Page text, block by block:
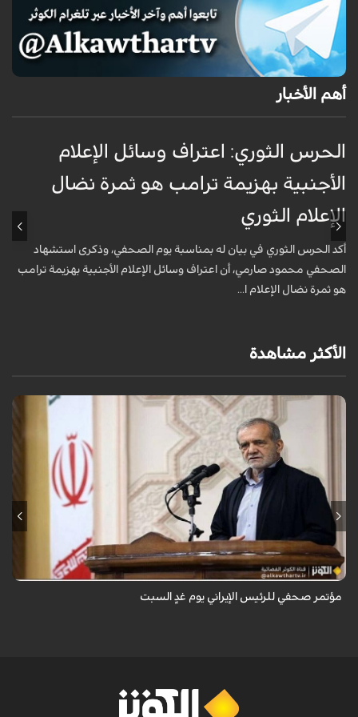
أهم الأخبار
الحرس الثوري: اعتراف وسائل الإعلام
الأجنبية بهزيمة ترامب هو ثمرة نضال
الإعلام الثوري
أكد الحرس الثوري في بيان له بمناسبة يوم الصحفي، وذكرى استشهاد
الصحفي محمود صارمي، أن اعتراف وسائل الإعلام الأجنبية بهزيمة ترامب
هو ثمرة نضال الإعلام ا...
الأكثر مشاهدة
يُعقد يوم غدٍ المؤتمر الصحفي لرئيس الجمهورية بالتزامن مع "يوم الصحفي" في
إيران.
مؤتمر صحفي للرئيس الإيراني يوم غدٍ السبت